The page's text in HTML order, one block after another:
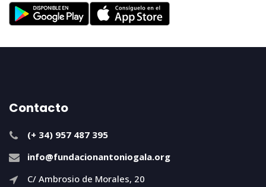
Contacto
(+ 34) 957 487 395
info@fundacionantoniogala.org
C/ Ambrosio de Morales, 20